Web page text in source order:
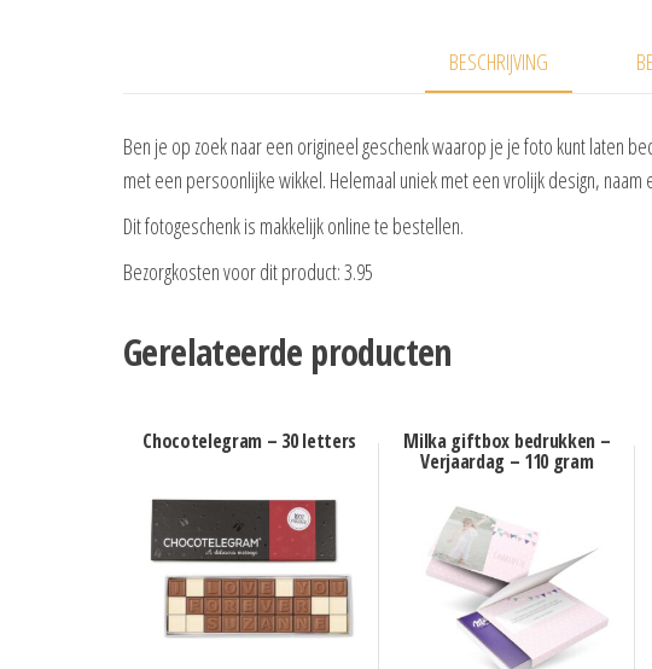
BESCHRIJVING
Ben je op zoek naar een origineel geschenk waarop je je foto kunt laten
met een persoonlijke wikkel. Helemaal uniek met een vrolijk design,
Dit fotogeschenk is makkelijk online te bestellen.
Bezorgkosten voor dit product: 3.95
Gerelateerde producten
Chocotelegram – 30 letters Milka giftbox bedrukken –
Verjaardag – 110 gram